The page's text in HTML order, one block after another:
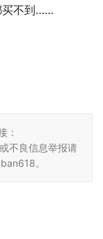
买不到……
：
不良信息举报请
。